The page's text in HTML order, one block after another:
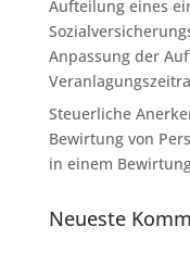
Aufteilung eines
Anpassung der
Steuerliche
Bewirtung von
in einem
Neueste